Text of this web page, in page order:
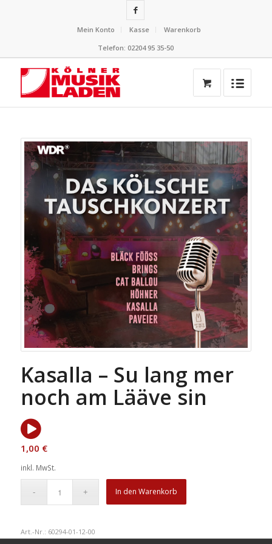
Mein Konto Kasse
Warenkorb
Telefon: 02204 95 35-50
Kasalla – Su lang mer
noch am Lääve sin
1,00 €
inkl. MwSt.
In den Warenkorb
Art.-Nr.: 60294-01-12-00